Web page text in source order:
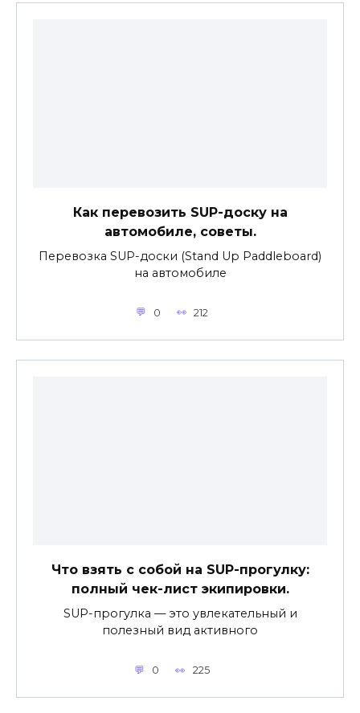
Как перевозить SUP-доску на
автомобиле, советы.
Перевозка SUP-доски (Stand Up Paddleboard)
на автомобиле
0 212
Что взять с собой на SUP-прогулку:
полный чек-лист экипировки.
SUP-прогулка — это увлекательный и
полезный вид активного
0 225